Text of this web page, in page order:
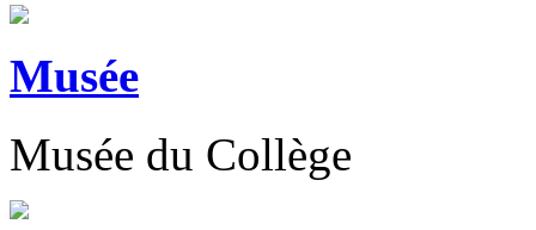
Musée
Musée du Collège